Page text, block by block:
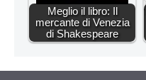
Meglio il libro: Il
mercante di Venezia
di Shakespeare